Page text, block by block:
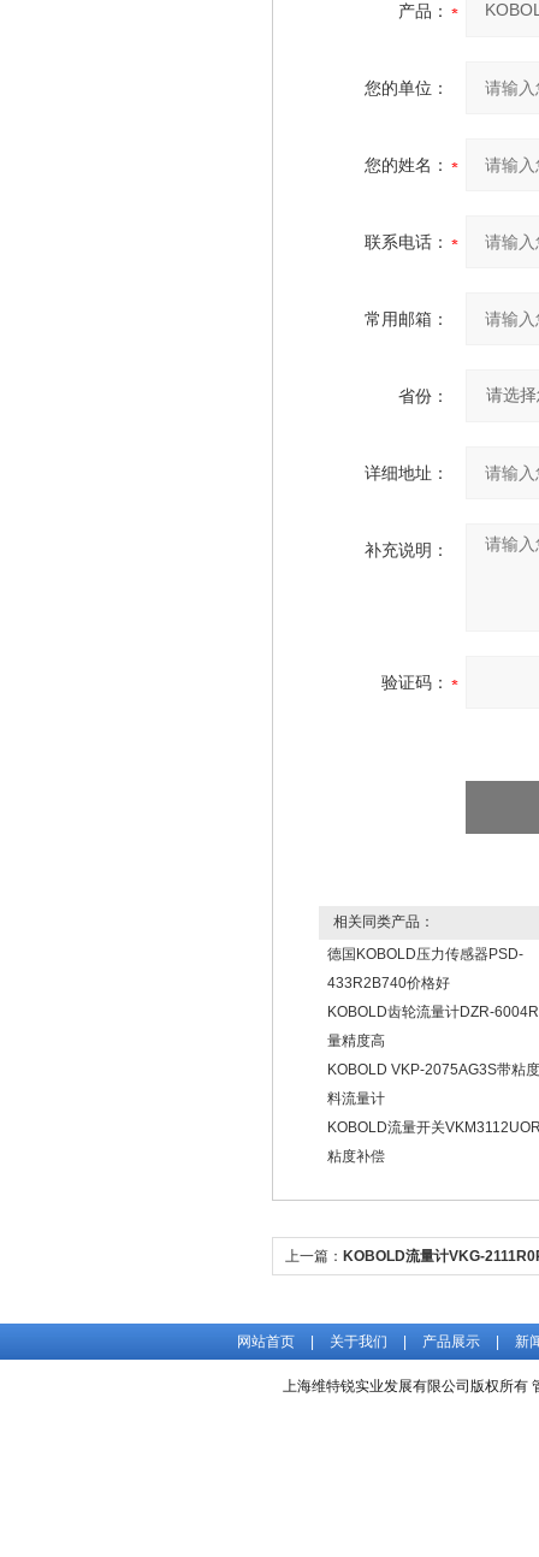
产品：
您的单位：
您的姓名：
联系电话：
常用邮箱：
省份：
详细地址：
补充说明：
验证码：
相关同类产品：
德国KOBOLD压力传感器PSD-
433R2B740价格好
KOBOLD齿轮流量计DZR-
量精度高
KOBOLD VKP-2075AG3S带粘
料流量计
KOBOLD流量开关
粘度补偿
上一篇： KOBOLD流量计VKG-
网站首页 关于我们 产品展示 新
上海维特锐实业发展有限公司版权所有